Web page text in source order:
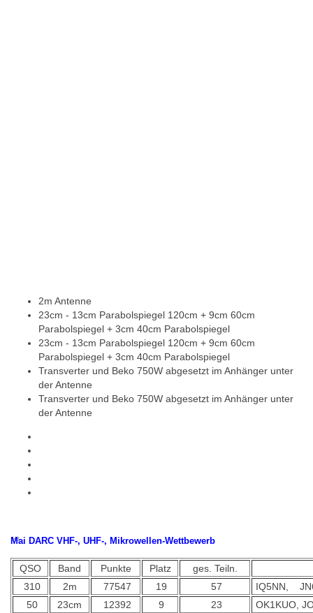
2m Antenne
23cm - 13cm Parabolspiegel 120cm + 9cm 60cm
Parabolspiegel + 3cm 40cm Parabolspiegel
23cm - 13cm Parabolspiegel 120cm + 9cm 60cm
Parabolspiegel + 3cm 40cm Parabolspiegel
Transverter und Beko 750W abgesetzt im Anhänger unter
der Antenne
Transverter und Beko 750W abgesetzt im Anhänger unter
der Antenne
Mai DARC VHF-, UHF-, Mikrowellen-Wettbewerb
QSO Band Punkte Platz
ges. Teiln.
310
2m 77547 19 57
IQ5NN,
50
23cm 12392 9 23 OK1KUO,